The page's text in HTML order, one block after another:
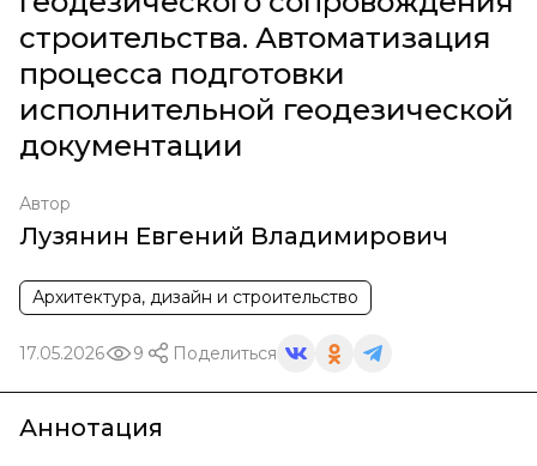
строительства. Автоматизация
процесса подготовки
исполнительной геодезической
документации
Автор
Лузянин Евгений Владимирович
Архитектура, дизайн и строительство
17.05.2026 9 Поделиться
Аннотация